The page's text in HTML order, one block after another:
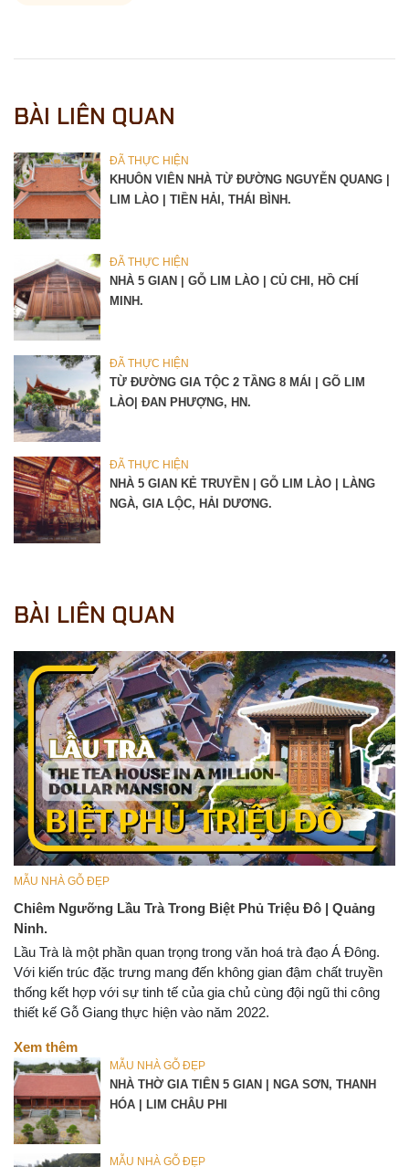
BÀI LIÊN QUAN
ĐÃ THỰC HIỆN
KHUÔN VIÊN NHÀ TỪ ĐƯỜNG NGUYỄN QUANG |
LIM LÀO | TIỀN HẢI, THÁI BÌNH.
ĐÃ THỰC HIỆN
NHÀ 5 GIAN | GỖ LIM LÀO | CỦ CHI, HỒ CHÍ
MINH.
ĐÃ THỰC HIỆN
TỪ ĐƯỜNG GIA TỘC 2 TẦNG 8 MÁI | GÕ LIM
LÀO| ĐAN PHƯỢNG, HN.
ĐÃ THỰC HIỆN
NHÀ 5 GIAN KẺ TRUYỀN | GỖ LIM LÀO | LÀNG
NGÀ, GIA LỘC, HẢI DƯƠNG.
BÀI LIÊN QUAN
MẪU NHÀ GỖ ĐẸP
Chiêm Ngưỡng Lầu Trà Trong Biệt Phủ Triệu Đô | Quảng
Ninh.
Lầu Trà là một phần quan trọng trong văn hoá trà đạo Á Đông.
Với kiến trúc đặc trưng mang đến không gian đậm chất truyền
thống kết hợp với sự tinh tế của gia chủ cùng đội ngũ thi công
thiết kế Gỗ Giang thực hiện vào năm 2022.
Xem thêm
MẪU NHÀ GỖ ĐẸP
NHÀ THỜ GIA TIÊN 5 GIAN | NGA SƠN, THANH
HÓA | LIM CHÂU PHI
MẪU NHÀ GỖ ĐẸP